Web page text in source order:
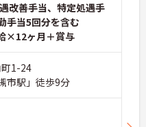
改善手当、特定処遇手
手当5回分を含む
×12ヶ月＋賞与
1-24
市駅」徒歩9分